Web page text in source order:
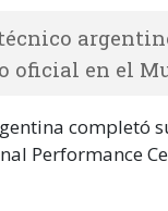
oficial en el
completó
Performance